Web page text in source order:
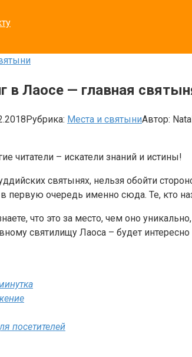
в Лаосе — главная
Рубрика: Места и святыниАвтор:
читатели – искатели знаний и истины!
святынях, нельзя обойти
в первую очередь именно сюда. Те, кто
что это за место, чем оно
святилищу Лаоса – будет интересно
посетителей